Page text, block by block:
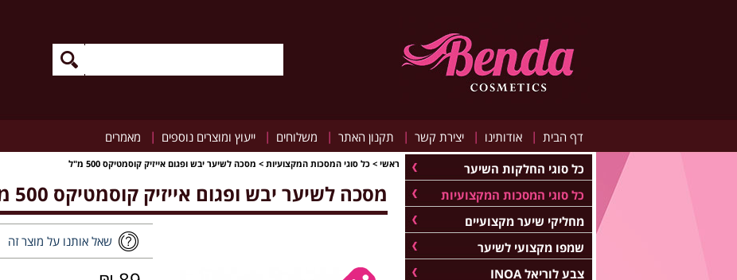
דף הבית | אודותינו | יצירת קשר | תקנון האתר | משלוחים | ייעוץ ומוצרים נוספים | מאמרים
ראשי > כל סוגי המסכות המקצועיות > מסכה לשיער יבש ופגום אייזיק קוסמטיקס 500 מ"ל
מסכה לשיער יבש ופגום אייזיק קוסמטיקס 500 מ"ל
שאל אותנו על מוצר זה
כל סוגי החלקות השיער
כל סוגי המסכות המקצועיות
מחליקי שיער מקצועיים
שמפו מקצועי לשיער
צבע לוריאל INOA